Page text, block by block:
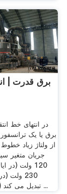
برق قدرت |
در انتهای خط
برق یا یک
از ولتاژ زیاد
جریان متغیر
120 ولت (در
230 ولت
متناوب (Vac) تبدیل می کند ...